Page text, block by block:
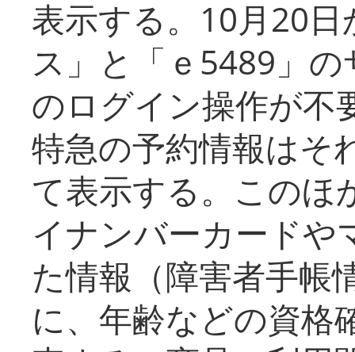
表示する。10月20
ス」と「ｅ5489」
のログイン操作が不
特急の予約情報はそ
て表示する。このほ
イナンバーカードや
た情報（障害者手帳
に、年齢などの資格